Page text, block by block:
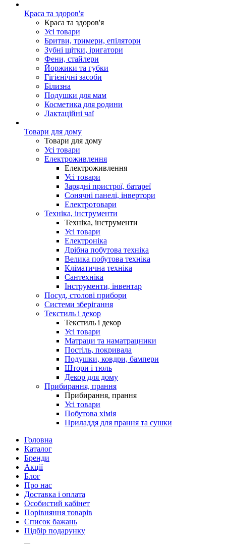
Краса та здоров'я
Краса та здоров'я
Усі товари
Бритви, тримери, епілятори
Зубні щітки, іригатори
Фени, стайлери
Йоржики та губки
Гігієнічні засоби
Білизна
Подушки для мам
Косметика для родини
Лактаційні чаї
Товари для дому
Товари для дому
Усі товари
Електроживлення
Електроживлення
Усі товари
Зарядні пристрої, батареї
Сонячні панелі, інвертори
Електротовари
Техніка, інструменти
Техніка, інструменти
Усі товари
Електроніка
Дрібна побутова техніка
Велика побутова техніка
Кліматична техніка
Сантехніка
Інструменти, інвентар
Посуд, столові прибори
Системи зберігання
Текстиль і декор
Текстиль і декор
Усі товари
Матраци та наматрацники
Постіль, покривала
Подушки, ковдри, бампери
Штори і тюль
Декор для дому
Прибирання, прання
Прибирання, прання
Усі товари
Побутова хімія
Приладдя для прання та сушки
Головна
Каталог
Бренди
Акції
Блог
Про нас
Доставка і оплата
Особистий кабінет
Порівняння товарів
Список бажань
Підбір подарунку